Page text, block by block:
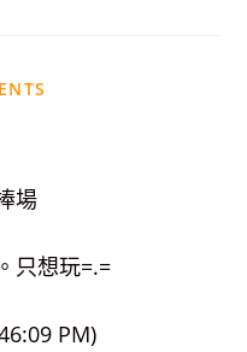
場
只想玩=.=
PM)